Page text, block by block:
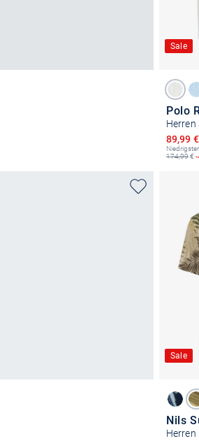
Sale
Polo
89,99 €
174,99€ -
Sale
Nils
Herren